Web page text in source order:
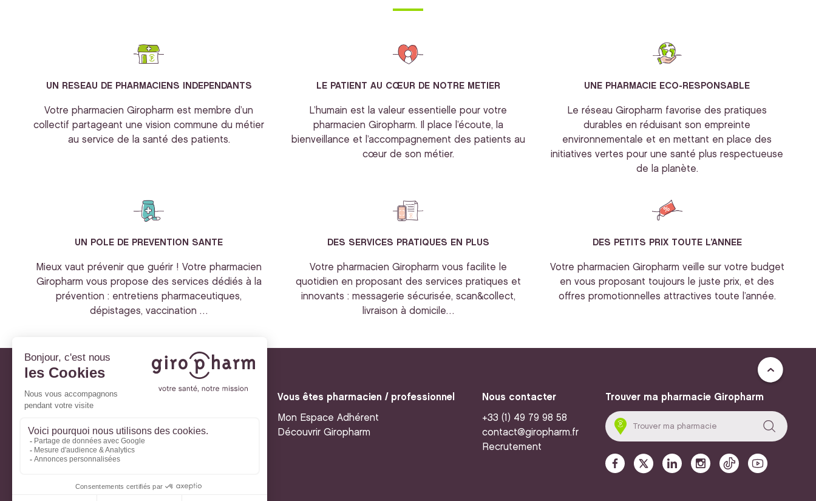
UN RESEAU DE PHARMACIENS INDEPENDANTS
Votre pharmacien Giropharm est membre d’un
collectif partageant une vision commune du métier
au service de la santé des patients.
LE PATIENT AU CŒUR DE NOTRE METIER
L’humain est la valeur essentielle pour votre
pharmacien Giropharm. Il place l’écoute, la
bienveillance et l’accompagnement des patients au
cœur de son métier.
UNE PHARMACIE ECO-RESPONSABLE
Le réseau Giropharm favorise des pratiques
durables en réduisant son empreinte
environnementale et en mettant en place des
initiatives vertes pour une santé plus respectueuse
de la planète.
UN POLE DE PREVENTION SANTE
Mieux vaut prévenir que guérir ! Votre pharmacien
Giropharm vous propose des services dédiés à la
prévention : entretiens pharmaceutiques,
dépistages, vaccination …
DES SERVICES PRATIQUES EN PLUS
Votre pharmacien Giropharm vous facilite le
quotidien en proposant des services pratiques et
innovants : messagerie sécurisée, scan&collect,
livraison à domicile…
DES PETITS PRIX TOUTE L’ANNEE
Votre pharmacien Giropharm veille sur votre budget
en vous proposant toujours le juste prix, et des
offres promotionnelles attractives toute l’année.
À votre service
Mon Espace Patient
Vous êtes pharmacien / professionnel
Mon Espace Adhérent
Découvrir Giropharm
Nous contacter
+33 (1) 49 79 98 58
contact@giropharm.fr
Recrutement
Trouver ma pharmacie Giropharm